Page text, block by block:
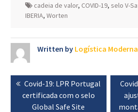
cadeia de valor, COVID-19, selo V-
IBERIA, Worten
Written by Logística Moderna
Navegação
de
artigos
Previous
post:
Covid-19: LPR Portugal
certificada com o selo
Global Safe Site
Next
post: